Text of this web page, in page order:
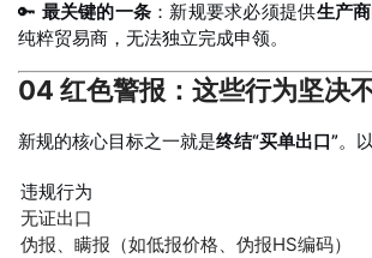
🔑 最关键的一条 ：新规要求必须提供生产
纯粹贸易商，无法独立完成申领。
04 红色警报：这些行为坚决
新规的核心目标之一就是终结“买单出口”。
违规行为
无证出口
伪报、瞒报（如低报价格、伪报HS编码）